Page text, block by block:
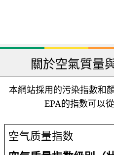
關於空氣質量
本網站採用的污染指數和
EPA的指數可以從
空气质量指数